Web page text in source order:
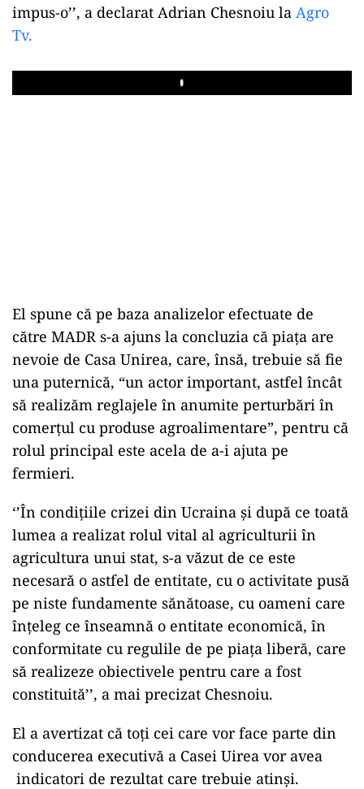
impus-o’’, a declarat Adrian Chesnoiu la Agro
Tv.
Play
El spune că pe baza analizelor efectuate de
către MADR s-a ajuns la concluzia că piața are
nevoie de Casa Unirea, care, însă, trebuie să fie
una puternică, “un actor important, astfel încât
să realizăm reglajele în anumite perturbări în
comerțul cu produse agroalimentare”, pentru că
rolul principal este acela de a-i ajuta pe
fermieri.
‘’În condițiile crizei din Ucraina și după ce toată
lumea a realizat rolul vital al agriculturii în
agricultura unui stat, s-a văzut de ce este
necesară o astfel de entitate, cu o activitate pusă
pe niste fundamente sănătoase, cu oameni care
înțeleg ce înseamnă o entitate economică, în
conformitate cu regulile de pe piața liberă, care
să realizeze obiectivele pentru care a fost
constituită’’, a mai precizat Chesnoiu.
El a avertizat că toți cei care vor face parte din
conducerea executivă a Casei Uirea vor avea
indicatori de rezultat care trebuie atinși.